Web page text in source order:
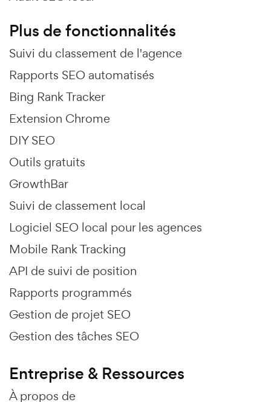
Plus de fonctionnalités
Suivi du classement de l'agence
Rapports SEO automatisés
Bing Rank Tracker
Extension Chrome
DIY SEO
Outils gratuits
GrowthBar
Suivi de classement local
Logiciel SEO local pour les agences
Mobile Rank Tracking
API de suivi de position
Rapports programmés
Gestion de projet SEO
Gestion des tâches SEO
Entreprise & Ressources
À propos de